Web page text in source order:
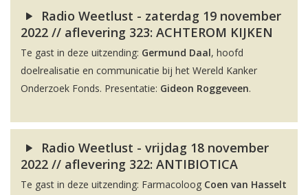
Radio Weetlust - zaterdag 19 november
2022 // aflevering 323: ACHTEROM KIJKEN
Te gast in deze uitzending: Germund Daal, hoofd
doelrealisatie en communicatie bij het Wereld Kanker
Onderzoek Fonds. Presentatie: Gideon Roggeveen.
Radio Weetlust - vrijdag 18 november
2022 // aflevering 322: ANTIBIOTICA
Te gast in deze uitzending: Farmacoloog Coen van Hasselt